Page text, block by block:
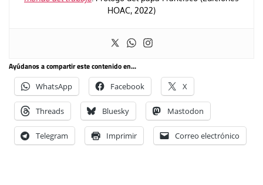
HOAC, 2022)
Ayúdanos a compartir este contenido en...
WhatsApp Facebook X
Threads Bluesky Mastodon
Telegram Imprimir Correo electrónico